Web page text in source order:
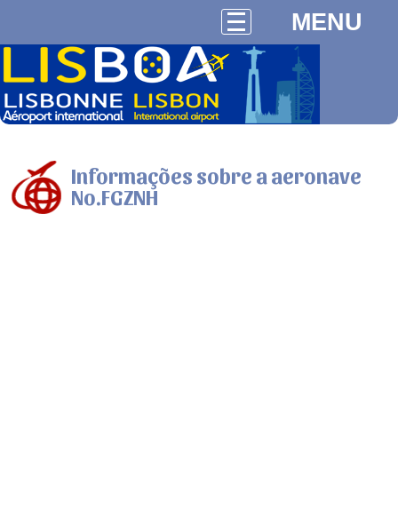
MENU
Informações sobre a aeronave
No.FGZNH